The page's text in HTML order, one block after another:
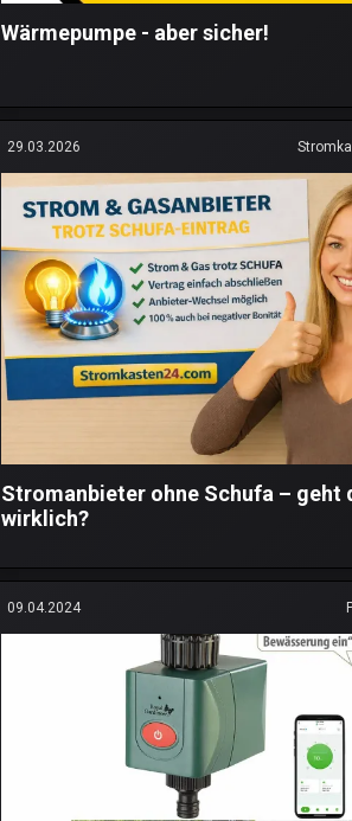
Wärmepumpe - aber sicher!
29.03.2026
Stromanbieter ohne Schufa – geht
wirklich?
09.04.2024